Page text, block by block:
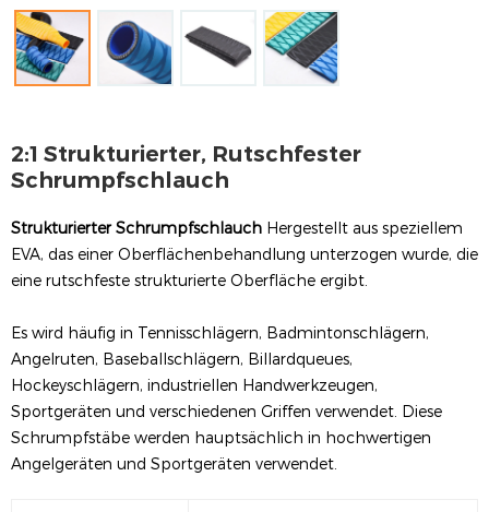
2:1 Strukturierter, Rutschfester
Schrumpfschlauch
Strukturierter Schrumpfschlauch Hergestellt aus speziellem
EVA, das einer Oberflächenbehandlung unterzogen wurde, die
eine rutschfeste strukturierte Oberfläche ergibt.
Es wird häufig in Tennisschlägern, Badmintonschlägern,
Angelruten, Baseballschlägern, Billardqueues,
Hockeyschlägern, industriellen Handwerkzeugen,
Sportgeräten und verschiedenen Griffen verwendet. Diese
Schrumpfstäbe werden hauptsächlich in hochwertigen
Angelgeräten und Sportgeräten verwendet.